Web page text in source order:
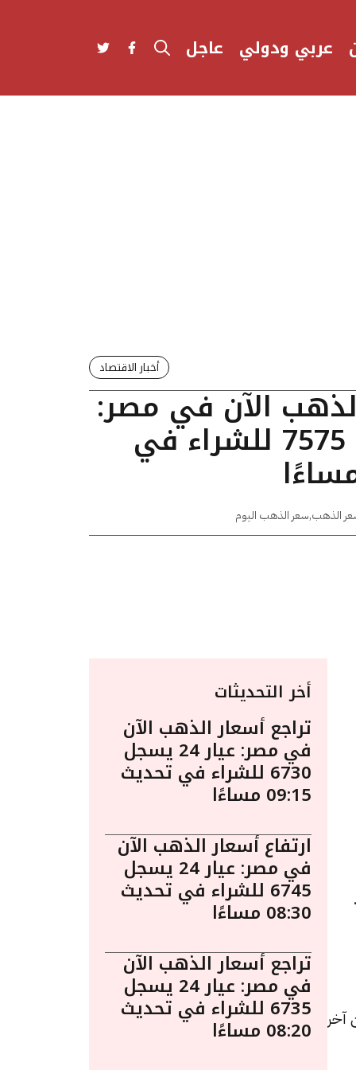
عربي ودولي عاجل
أخبار الاقتصاد
الآن في مصر:
عيار 24 يسجل 7575 للشراء في
الذهب,سعر الذهب اليوم
قيمتها 10 جنيهات عن آخر
أخر التحديثات
تراجع أسعار الذهب الآن
في مصر: عيار 24 يسجل
6730 للشراء في تحديث
09:15 مساءًا
ارتفاع أسعار الذهب الآن
في مصر: عيار 24 يسجل
6745 للشراء في تحديث
08:30 مساءًا
تراجع أسعار الذهب الآن
في مصر: عيار 24 يسجل
6735 للشراء في تحديث
08:20 مساءًا